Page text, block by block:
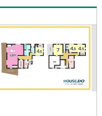
徒歩17分（約1320m）・紫
）他にもご覧になりたい
付けください 店頭で住宅ロ
込みが可能です 売却のご相
ことならハウスドゥ鹿児島
下さい！